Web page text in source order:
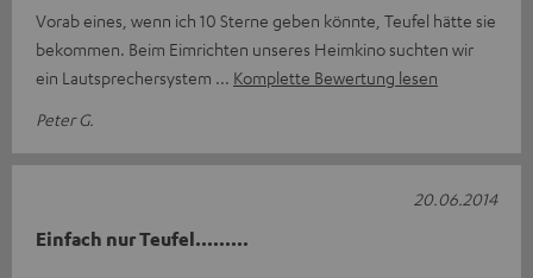
Vorab eines, wenn ich 10 Sterne geben könnte, Teufel hätte sie
bekommen. Beim Eimrichten unseres Heimkino suchten wir
ein Lautsprechersystem
Komplette Bewertung lesen
Peter G.
Einfach nur Teufel.........
20.06.2014